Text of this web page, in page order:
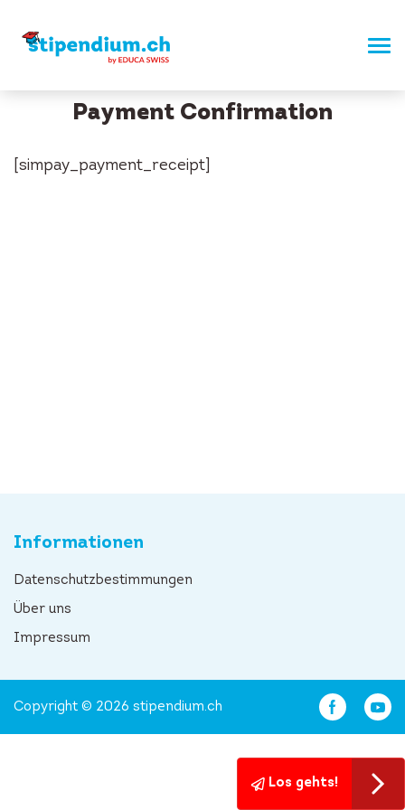
Payment Confirmation
[simpay_payment_receipt]
Informationen
Datenschutzbestimmungen
Über uns
Impressum
Los gehts!
Copyright © 2026 stipendium.ch